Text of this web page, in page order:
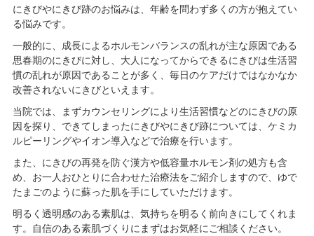
にきびやにきび跡のお悩みは、年齢を問わず多くの方が抱えてい
る悩みです。
一般的に、成長によるホルモンバランスの乱れが主な原因である
思春期のにきびに対し、大人になってからできるにきびは生活習
慣の乱れが原因であることが多く、毎日のケアだけではなかなか
改善されないにきびといえます。
当院では、まずカウンセリングにより生活習慣などのにきびの原
因を探り、できてしまったにきびやにきび跡については、ケミカ
ルピーリングやイオン導入などで治療を行います。
また、にきびの再発を防ぐ漢方や低容量ホルモン剤の処方も含
め、お一人おひとりに合わせた治療法をご紹介しますので、ゆで
たまごのように蘇った肌を手にしていただけます。
明るく透明感のある素肌は、気持ちを明るく前向きにしてくれま
す。自信のある素肌づくりにまずはお気軽にご相談ください。